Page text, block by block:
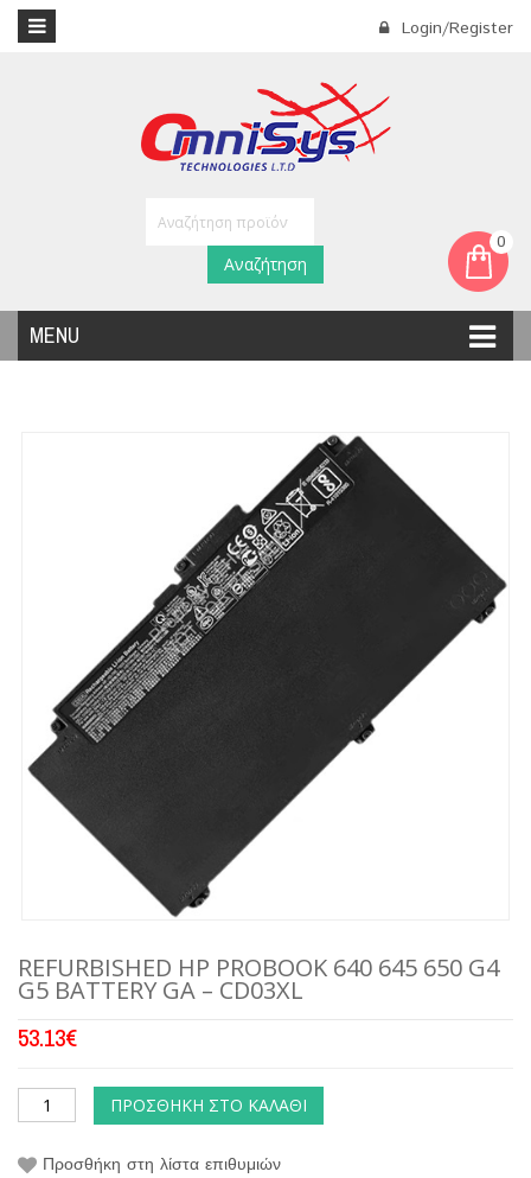
Login/Register
0
MENU
Αναζήτηση
REFURBISHED HP PROBOOK 640 645 650 G4
G5 BATTERY GA – CD03XL
53.13€
ΠΡΟΣΘΉΚΗ ΣΤΟ ΚΑΛΆΘΙ
Προσθήκη στη λίστα επιθυμιών